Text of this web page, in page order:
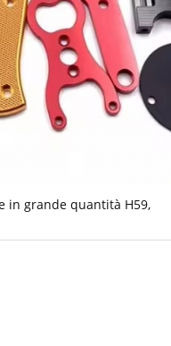
in grande quantità H59,